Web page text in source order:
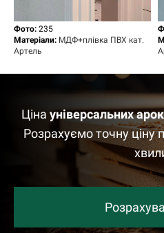
Фото: 235
Матеріали: МДФ+плівка ПВХ кат.
Артель
Ціна універсальних арок
Розрахуємо точну ціну